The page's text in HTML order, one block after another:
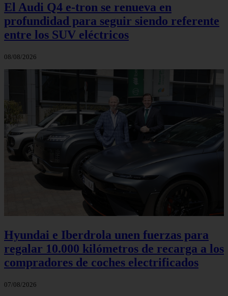
El Audi Q4 e-tron se renueva en
profundidad para seguir siendo referente
entre los SUV eléctricos
08/08/2026
Hyundai e Iberdrola unen fuerzas para
regalar 10.000 kilómetros de recarga a los
compradores de coches electrificados
07/08/2026